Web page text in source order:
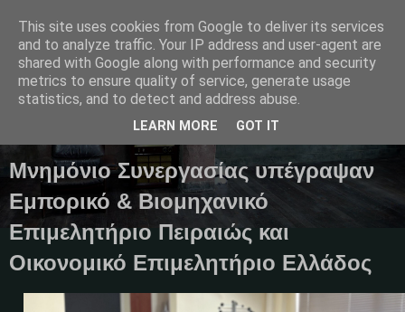
Μαγκαζίνο,ειδήσεις,απόψεις...
Μνημόνιο Συνεργασίας υπέγραψαν
Εμπορικό & Βιομηχανικό
Επιμελητήριο Πειραιώς και
Οικονομικό Επιμελητήριο Ελλάδος
This site uses cookies from Google to deliver its services
and to analyze traffic. Your IP address and user-agent are
shared with Google along with performance and security
metrics to ensure quality of service, generate usage
statistics, and to detect and address abuse.
LEARN MORE GOT IT